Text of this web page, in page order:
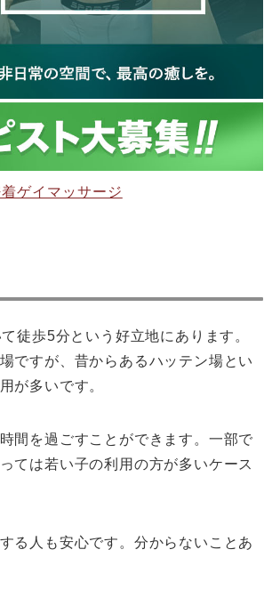
ゲイマッサージ
徒歩5分という好立地にあります。
ですが、昔からあるハッテン場とい
が多いです。
間を過ごすことができます。一部で
ては若い子の利用の方が多いケース
る人も安心です。分からないことあ